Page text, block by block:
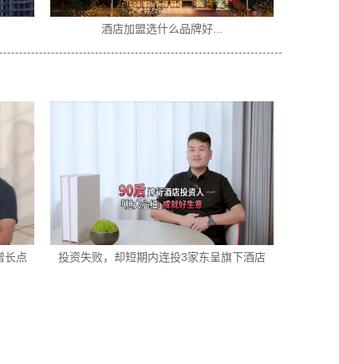
酒店加盟选什么品牌好...
长点 投资失败，却短期内连投3家东呈旗下酒店